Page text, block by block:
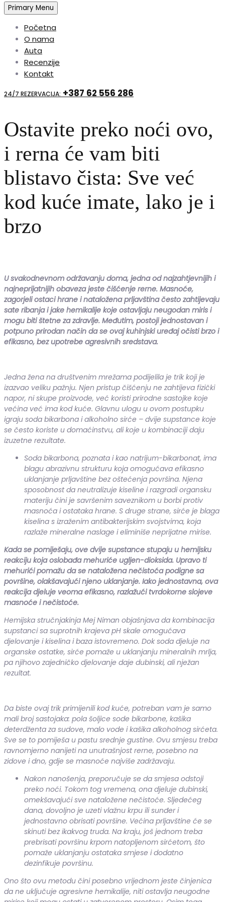
Primary Menu
Početna
O nama
Auta
Recenzije
Kontakt
24/7 REZERVACIJA: +387 62 556 286
Ostavite preko noći ovo,
i rerna će vam biti
blistavo čista: Sve već
kod kuće imate, lako je i
brzo
U svakodnevnom održavanju doma, jedna od najzahtjevnijih i
najneprijatnijih obaveza jeste čišćenje rerne. Masnoće,
zagorjeli ostaci hrane i nataložena prljavština često zahtijevaju
sate ribanja i jake hemikalije koje ostavljaju neugodan miris i
mogu biti štetne za zdravlje. Međutim, postoji jednostavan i
potpuno prirodan način da se ovaj kuhinjski uređaj očisti brzo i
efikasno, bez upotrebe agresivnih sredstava.
Jedna žena na društvenim mrežama podijelila je trik koji je
izazvao veliku pažnju. Njen pristup čišćenju ne zahtijeva fizički
napor, ni skupe proizvode, već koristi prirodne sastojke koje
većina već ima kod kuće. Glavnu ulogu u ovom postupku
igraju soda bikarbona i alkoholno sirće – dvije supstance koje
se često koriste u domaćinstvu, ali koje u kombinaciji daju
izuzetne rezultate.
Soda bikarbona, poznata i kao natrijum-bikarbonat, ima
blagu abrazivnu strukturu koja omogućava efikasno
uklanjanje prljavštine bez oštećenja površina. Njena
sposobnost da neutralizuje kiseline i razgradi organsku
materiju čini je savršenim saveznikom u borbi protiv
masnoća i ostataka hrane. S druge strane, sirće je blaga
kiselina s izraženim antibakterijskim svojstvima, koja
razlaže mineralne naslage i eliminiše neprijatne mirise.
Kada se pomiješaju, ove dvije supstance stupaju u hemijsku
reakciju koja oslobađa mehuriće ugljen-dioksida. Upravo ti
mehurići pomažu da se nataložena nečistoća podigne sa
površine, olakšavajući njeno uklanjanje. Iako jednostavna, ova
reakcija djeluje veoma efikasno, razlažući tvrdokorne slojeve
masnoće i nečistoće.
Hemijska stručnjakinja Mej Niman objašnjava da kombinacija
supstanci sa suprotnih krajeva pH skale omogućava
djelovanje i kiselina i baza istovremeno. Dok soda djeluje na
organske ostatke, sirće pomaže u uklanjanju mineralnih mrlja,
pa njihovo zajedničko djelovanje daje dubinski, ali nježan
rezultat.
Da biste ovaj trik primijenili kod kuće, potreban vam je samo
mali broj sastojaka: pola šoljice sode bikarbone, kašika
deterdženta za sudove, malo vode i kašika alkoholnog sirćeta.
Sve se to pomiješa u pastu srednje gustine. Ovu smjesu treba
ravnomjerno nanijeti na unutrašnjost rerne, posebno na
zidove i dno, gdje se masnoće najviše zadržavaju.
Nakon nanošenja, preporučuje se da smjesa odstoji
preko noći. Tokom tog vremena, ona djeluje dubinski,
omekšavajući sve nataložene nečistoće. Sljedećeg
dana, dovoljno je uzeti vlažnu krpu ili sunđer i
jednostavno obrisati površine. Većina prljavštine će se
skinuti bez ikakvog truda. Na kraju, još jednom treba
prebrisati površinu krpom natopljenom sirćetom, što
pomaže uklanjanju ostataka smjese i dodatno
dezinfikuje površinu.
Ono što ovu metodu čini posebno vrijednom jeste činjenica
da ne uključuje agresivne hemikalije, niti ostavlja neugodne